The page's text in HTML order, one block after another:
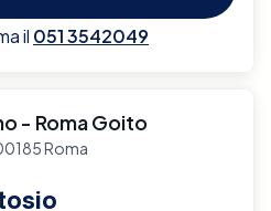
il 051 3542049
- Roma Goito
Roma